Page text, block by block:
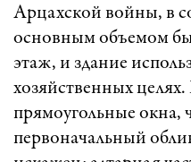
Арцахской войны, в
основным объемом
этаж, и здание
хозяйственных
прямоугольные окна,
первоначальный